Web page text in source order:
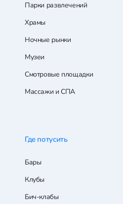
Парки развлечений
Храмы
Ночные рынки
Музеи
Смотровые площадки
Массажи и СПА
Где потусить
Бары
Клубы
Бич-клабы